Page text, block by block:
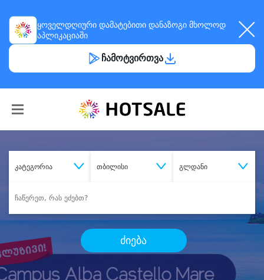
ყოველდღიური დამატებითი დანაზოგი მხოლოდ
აპლიკაციაში
ჩამოტვირთვა
კატეგორია თბილისი გლდანი
ძიება